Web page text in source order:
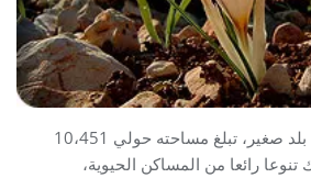
بالرغم من ان لبنان بلد صغير، تبلغ مساحته حولي 10،451
تنوعا رائعا من المساكن الحيوية،